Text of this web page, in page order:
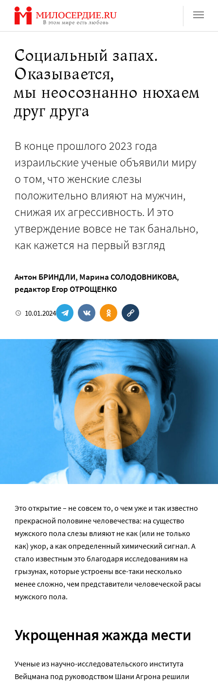
Перейти
содержанию
Социальный запах.
Оказывается,
мы неосознанно нюхаем
друг друга
В конце прошлого 2023 года
израильские ученые объявили миру
о том, что женские слезы
положительно влияют на мужчин,
снижая их агрессивность. И это
утверждение вовсе не так банально,
как кажется на первый взгляд
Антон БРИНДЛИ, Марина СОЛОДОВНИКОВА,
редактор Егор ОТРОЩЕНКО
10.01.2024
Это открытие – не совсем то, о чем уже и так известно
прекрасной половине человечества: на существо
мужского пола слезы влияют не как (или не только
как) укор, а как определенный химический сигнал. А
стало известным это благодаря исследованиям на
грызунах, которые устроены все-таки несколько
менее сложно, чем представители человеческой расы
мужского пола.
Укрощенная жажда мести
Ученые из научно-исследовательского института
Вейцмана под руководством Шани Агрона решили